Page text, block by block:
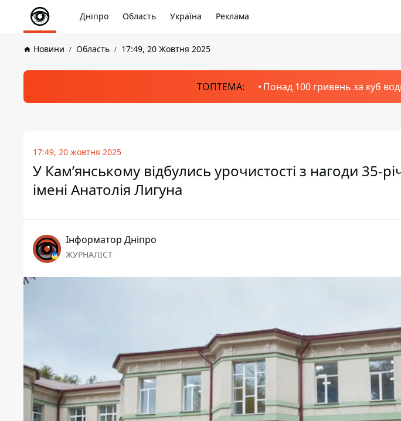
Дніпро Область Україна Реклама
Новини Область 17:49, 20 Жовтня 2025
ТОПТЕМА: Понад 100 гривень за куб
17:49, 20 жовтня 2025
У Кам’янському відбулись урочистості з нагоди 35-
імені Анатолія Лигуна
Інформатор Дніпро
ЖУРНАЛІСТ